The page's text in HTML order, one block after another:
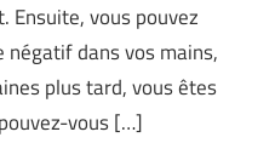
Ensuite, vous pouvez
dans vos mains,
plus tard, vous êtes
vous […]